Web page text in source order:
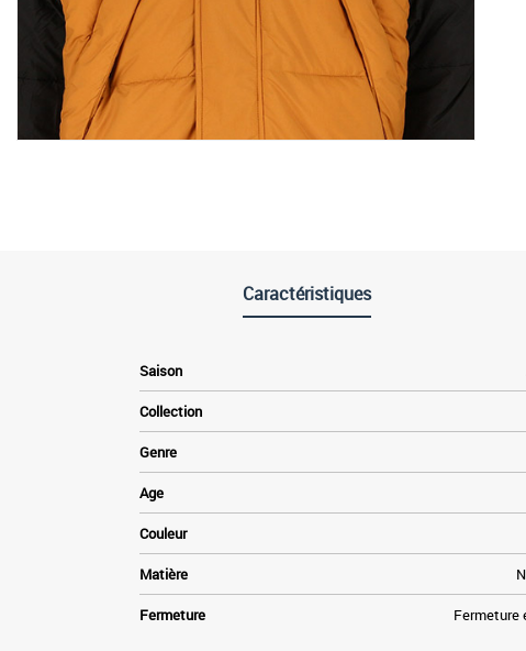
Caractéristiques
Saison
Collection
Genre
Age
Couleur
Matière
Fermeture Fermeture